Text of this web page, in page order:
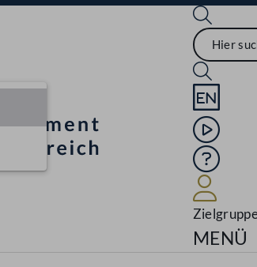
Sprache
Mediathek
Hilfe
MENÜ